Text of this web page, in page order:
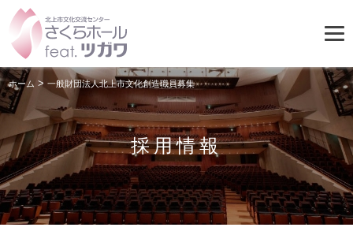
採用情報
ホーム >一般財団法人北上市文化創造職員募集